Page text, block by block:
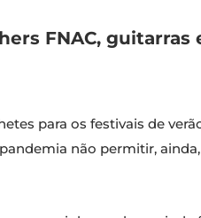
FNAC, guitarras
para os festivais de
não permitir,